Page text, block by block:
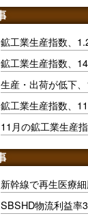
鉱工業生産指数、
鉱工業生産指数、
生産・出荷が低下
鉱工業生産指数、
11月の鉱工業生産
新幹線で再生医療
SBSHD物流利益率